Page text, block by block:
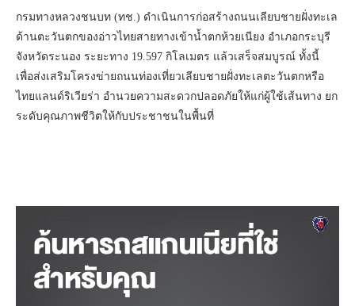
กรมทางหลวงชนบท (ทช.) ดำเนินการก่อสร้างถนนเลียบชายฝั่งทะเล
ด้านตะวันตกของอ่าวไทยสายทางเข้าน้ำตกห้วยเนียง อำเภอกระบุรี
จังหวัดระนอง ระยะทาง 19.597 กิโลเมตร แล้วเสร็จสมบูรณ์ ทั้งนี้
เพื่อส่งเสริมโครงข่ายถนนท่องเที่ยวเลียบชายฝั่งทะเลตะวันตกหรือ
ไทยแลนด์ริเวียร่า อำนวยความสะดวกปลอดภัยให้แก่ผู้ใช้เส้นทาง ยก
ระดับคุณภาพชีวิตให้กับประชาชนในพื้นที่